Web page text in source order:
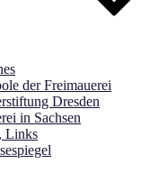
der Freimauerei
Dresden
in Sachsen
Links